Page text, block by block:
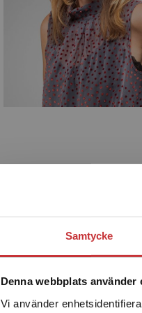
Samtycke
Denna webbplats använder
Vi använder